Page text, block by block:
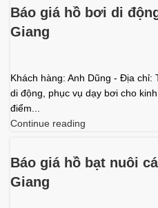
Báo giá hồ bơi di
Giang
Khách hàng: Anh Dũng - Địa chỉ:
di động, phục vụ dạy bơi cho
điểm...
Continue reading
Báo giá hồ bạt nuôi
Giang